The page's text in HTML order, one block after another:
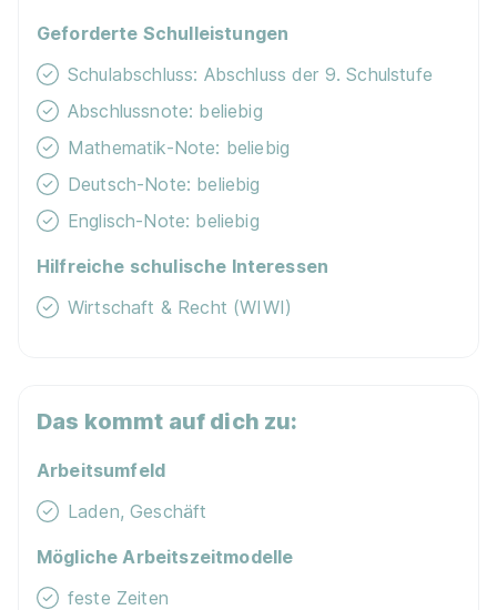
Geforderte Schulleistungen
Schulabschluss: Abschluss der 9. Schulstufe
Abschlussnote: beliebig
Mathematik-Note: beliebig
Deutsch-Note: beliebig
Englisch-Note: beliebig
Hilfreiche schulische Interessen
Wirtschaft & Recht (WIWI)
Das kommt auf dich zu:
Arbeitsumfeld
Laden, Geschäft
Mögliche Arbeitszeitmodelle
feste Zeiten